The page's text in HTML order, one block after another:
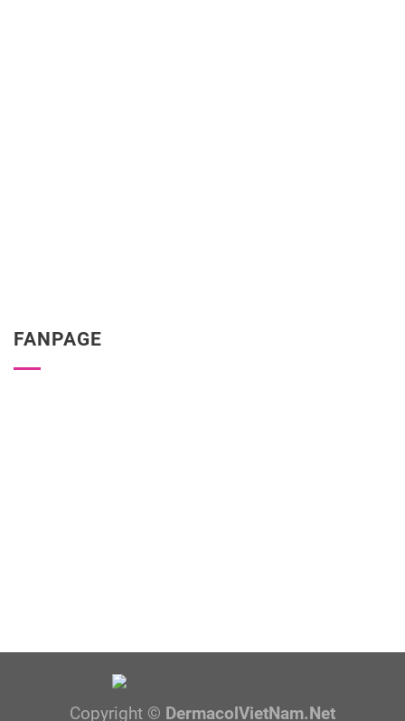
FANPAGE
Copyright © DermacolVietNam.Net